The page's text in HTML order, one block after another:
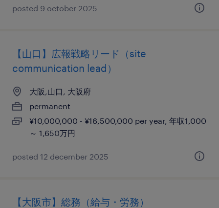
posted 9 october 2025
【山口】広報戦略リード（site
communication lead）
大阪,山口, 大阪府
permanent
¥10,000,000 - ¥16,500,000 per year, 年収1,000
～ 1,650万円
posted 12 december 2025
【大阪市】総務（給与・労務）